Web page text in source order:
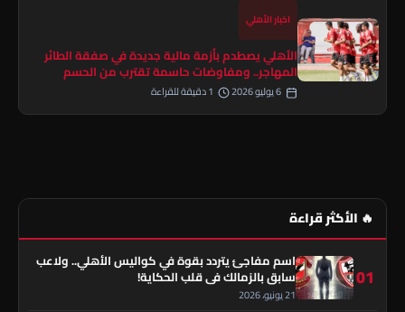
اخبار الأهلي
الأهلي يصطدم بأزمة مالية جديدة في صفقة الطائر
المهاجر.. ومفاوضات حاسمة تقترب من الحسم
🔥 الأكثر قراءة
01
اسم مفاجئ يتردد بقوة في كواليس الأهلي.. ولاعب
سابق بالزمالك في قلب الحكاية!
21 يونيو، 2026